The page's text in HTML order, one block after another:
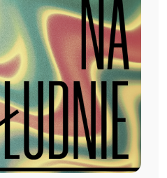
Polskiego
Polskiego dla Szkół